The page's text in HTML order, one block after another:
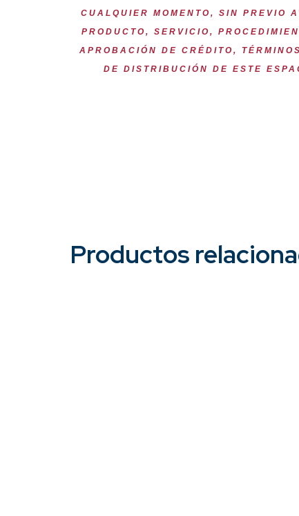
CUALQUIER MOMENTO, SIN PREVIO
PRODUCTO, SERVICIO,
APROBACIÓN DE CRÉDITO,
DE DISTRIBUCIÓN DE ESTE
Productos